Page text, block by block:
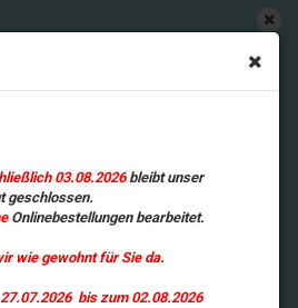
03.08.2026bleibt unser
geschlossen.
Onlinebestellungen bearbeitet.
wie gewohnt für Sie da.
27.07.2026 bis zum 02.08.2026
gewohnt für Sie da.
bis zum 02.08.2026